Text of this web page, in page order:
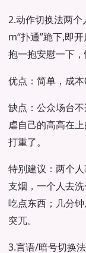
2.动作切换法两个
m“扑通”跪下,即
抱一抱安慰一下，
优点：简单，成本0
缺点：公众场台
虐自己的高高在
打重了。
特别建议：两个
支烟，一个人去
吃点东西；几分
突兀。
3.言语/暗号切换